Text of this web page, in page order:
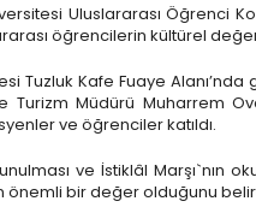
Uluslararası Öğrenci
öğrencilerin kültürel
Tuzluk Kafe Fuaye
Turizm Müdürü Muharrem
ve öğrenciler katıldı.
ve İstiklâl Marşı`nın
önemli bir değer olduğunu